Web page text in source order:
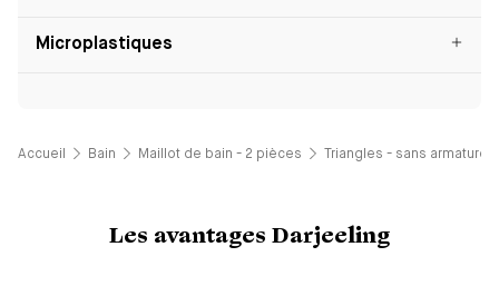
Microplastiques
Accueil Bain Maillot de bain - 2 pièces Triangles - sans armatures
Les avantages Darjeeling